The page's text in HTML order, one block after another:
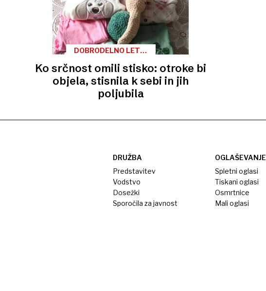
DOBRODELNO LETO
Ko srčnost omili stisko: otroke bi
objela, stisnila k sebi in jih
poljubila
DRUŽBA
Predstavitev
Vodstvo
Dosežki
Sporočila za javnost
OGLAŠEVANJE
Spletni oglasi
Tiskani oglasi
Osmrtnice
Mali oglasi